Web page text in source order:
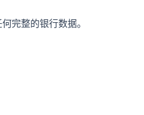
完整的银行数据。